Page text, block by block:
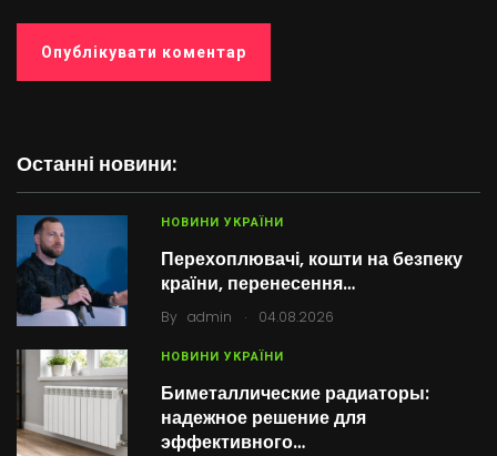
Останні новини:
НОВИНИ УКРАЇНИ
Перехоплювачі, кошти на безпеку
країни, перенесення…
By admin . 04.08.2026
НОВИНИ УКРАЇНИ
Биметаллические радиаторы:
надежное решение для
эффективного…